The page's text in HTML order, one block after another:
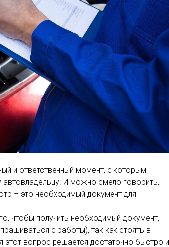
и ответственный момент, с которым
автовладельцу. И можно смело говорить,
– это необходимый документ для
чтобы получить необходимый документ,
с работы), так как стоять в
этот вопрос решается достаточно быстро и